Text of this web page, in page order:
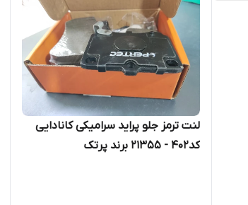
لنت ترمز جلو پراید سرامیکی کانادایی
کد402 - 21355 برند پرتک